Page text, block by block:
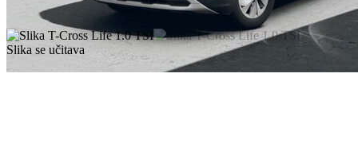
Slika se učitava